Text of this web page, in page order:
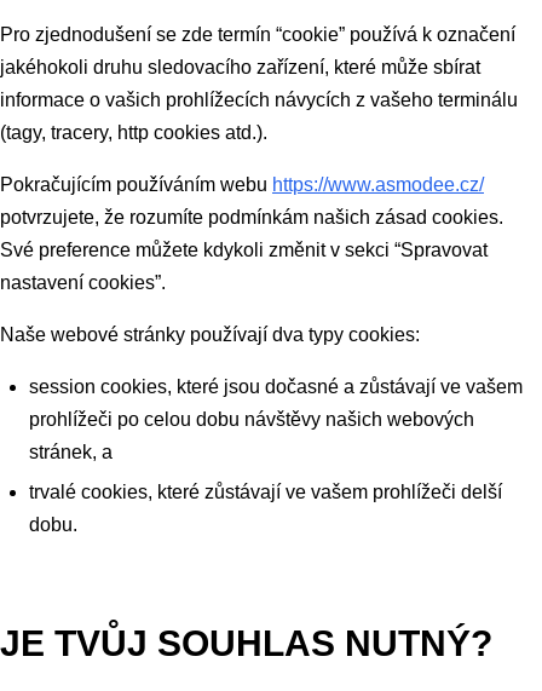
Pro zjednodušení se zde termín “cookie” používá k označení
jakéhokoli druhu sledovacího zařízení, které může sbírat
informace o vašich prohlížecích návycích z vašeho terminálu
(tagy, tracery, http cookies atd.).
Pokračujícím používáním webu https://www.asmodee.cz/
potvrzujete, že rozumíte podmínkám našich zásad cookies.
Své preference můžete kdykoli změnit v sekci “Spravovat
nastavení cookies”.
Naše webové stránky používají dva typy cookies:
session cookies, které jsou dočasné a zůstávají ve vašem
prohlížeči po celou dobu návštěvy našich webových
stránek, a
trvalé cookies, které zůstávají ve vašem prohlížeči delší
dobu.
JE TVŮJ SOUHLAS NUTNÝ?